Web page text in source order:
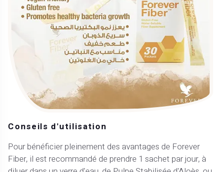
Conseils d'utilisation
Pour bénéficier pleinement des avantages de Forever
Fiber, il est recommandé de prendre 1 sachet par jour, à